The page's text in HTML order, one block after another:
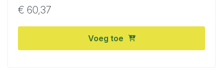
€ 60,37
Voeg toe